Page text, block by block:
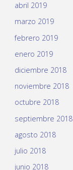
abril 2019
marzo 2019
febrero 2019
enero 2019
diciembre 2018
noviembre 2018
octubre 2018
septiembre 2018
agosto 2018
julio 2018
junio 2018